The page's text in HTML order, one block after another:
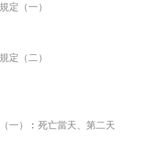
定（一）
定（二）
一）︰死亡當天、第二天